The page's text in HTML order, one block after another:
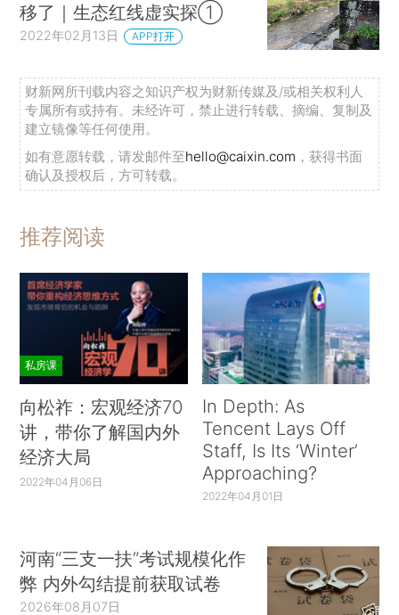
移了｜生态红线虚实探①
2022年02月13日 APP打开
财新网所刊载内容之知识产权为财新传媒及/或相关权利人
专属所有或持有。未经许可，禁止进行转载、摘编、复制及
建立镜像等任何使用。
如有意愿转载，请发邮件至hello@caixin.com ，获得书面
确认及授权后，方可转载。
推荐阅读
私房课
向松祚：宏观经济70
讲，带你了解国内外
经济大局
2022年04月06日
In Depth: As
Tencent Lays Off
Staff, Is Its ‘Winter’
Approaching?
2022年04月01日
河南“三支一扶”考试规模化作
弊 内外勾结提前获取试卷
2026年08月07日